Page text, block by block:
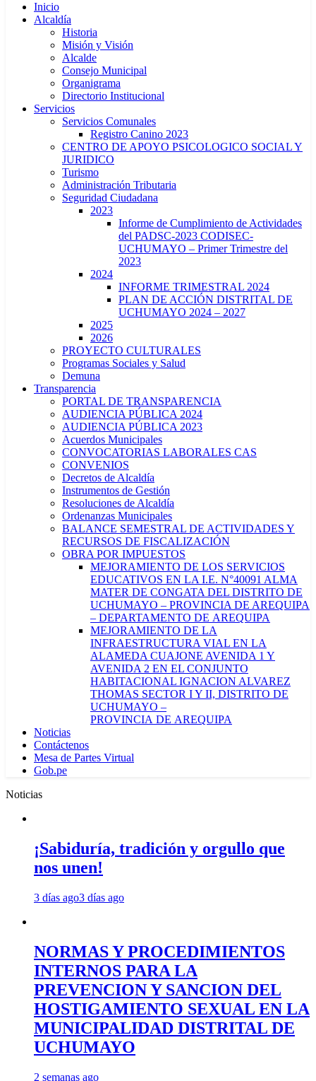
Inicio
Alcaldía
Historia
Misión y Visión
Alcalde
Consejo Municipal
Organigrama
Directorio Institucional
Servicios
Servicios Comunales
Registro Canino 2023
CENTRO DE APOYO PSICOLOGICO SOCIAL Y
JURIDICO
Turismo
Administración Tributaria
Seguridad Ciudadana
2023
Informe de Cumplimiento de Actividades
del PADSC-2023 CODISEC-
UCHUMAYO – Primer Trimestre del
2023
2024
INFORME TRIMESTRAL 2024
PLAN DE ACCIÓN DISTRITAL DE
UCHUMAYO 2024 – 2027
2025
2026
PROYECTO CULTURALES
Programas Sociales y Salud
Demuna
Transparencia
PORTAL DE TRANSPARENCIA
AUDIENCIA PÚBLICA 2024
AUDIENCIA PÚBLICA 2023
Acuerdos Municipales
CONVOCATORIAS LABORALES CAS
CONVENIOS
Decretos de Alcaldía
Instrumentos de Gestión
Resoluciones de Alcaldía
Ordenanzas Municipales
BALANCE SEMESTRAL DE ACTIVIDADES Y
RECURSOS DE FISCALIZACIÓN
OBRA POR IMPUESTOS
MEJORAMIENTO DE LOS SERVICIOS
EDUCATIVOS EN LA I.E. N°40091 ALMA
MATER DE CONGATA DEL DISTRITO DE
UCHUMAYO – PROVINCIA DE AREQUIPA
– DEPARTAMENTO DE AREQUIPA
MEJORAMIENTO DE LA
INFRAESTRUCTURA VIAL EN LA
ALAMEDA CUAJONE AVENIDA 1 Y
AVENIDA 2 EN EL CONJUNTO
HABITACIONAL IGNACION ALVAREZ
THOMAS SECTOR I Y II, DISTRITO DE
UCHUMAYO –
PROVINCIA DE AREQUIPA
Noticias
Contáctenos
Mesa de Partes Virtual
Gob.pe
Noticias
¡Sabiduría, tradición y orgullo que
nos unen!
3 días ago3 días ago
NORMAS Y PROCEDIMIENTOS
INTERNOS PARA LA
PREVENCION Y SANCION DEL
HOSTIGAMIENTO SEXUAL EN LA
MUNICIPALIDAD DISTRITAL DE
UCHUMAYO
2 semanas ago